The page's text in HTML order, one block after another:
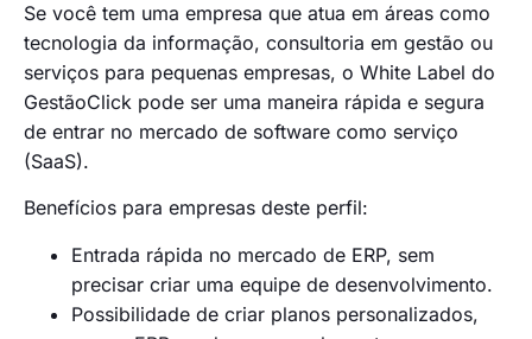
Se você tem uma empresa que atua em áreas como
tecnologia da informação, consultoria em gestão ou
serviços para pequenas empresas, o White Label do
GestãoClick pode ser uma maneira rápida e segura
de entrar no mercado de software como serviço
(SaaS).
Benefícios para empresas deste perfil:
Entrada rápida no mercado de ERP, sem
precisar criar uma equipe de desenvolvimento.
Possibilidade de criar planos personalizados,